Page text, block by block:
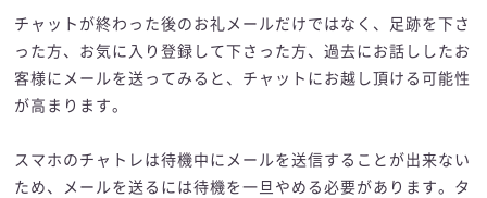
チャットが終わった後のお礼メールだけではなく、足跡を下さ
った方、お気に入り登録して下さった方、過去にお話ししたお
客様にメールを送ってみると、チャットにお越し頂ける可能性
が高まります。
スマホのチャトレは待機中にメールを送信することが出来ない
ため、メールを送るには待機を一旦やめる必要があります。タ